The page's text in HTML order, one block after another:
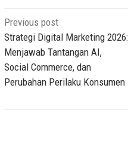
Post
navigation
Previous post
Strategi Digital Marketing 2026:
Menjawab Tantangan AI,
Social Commerce, dan
Perubahan Perilaku Konsumen